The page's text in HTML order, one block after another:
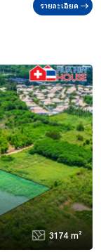
รายละเอียด
3174 m²